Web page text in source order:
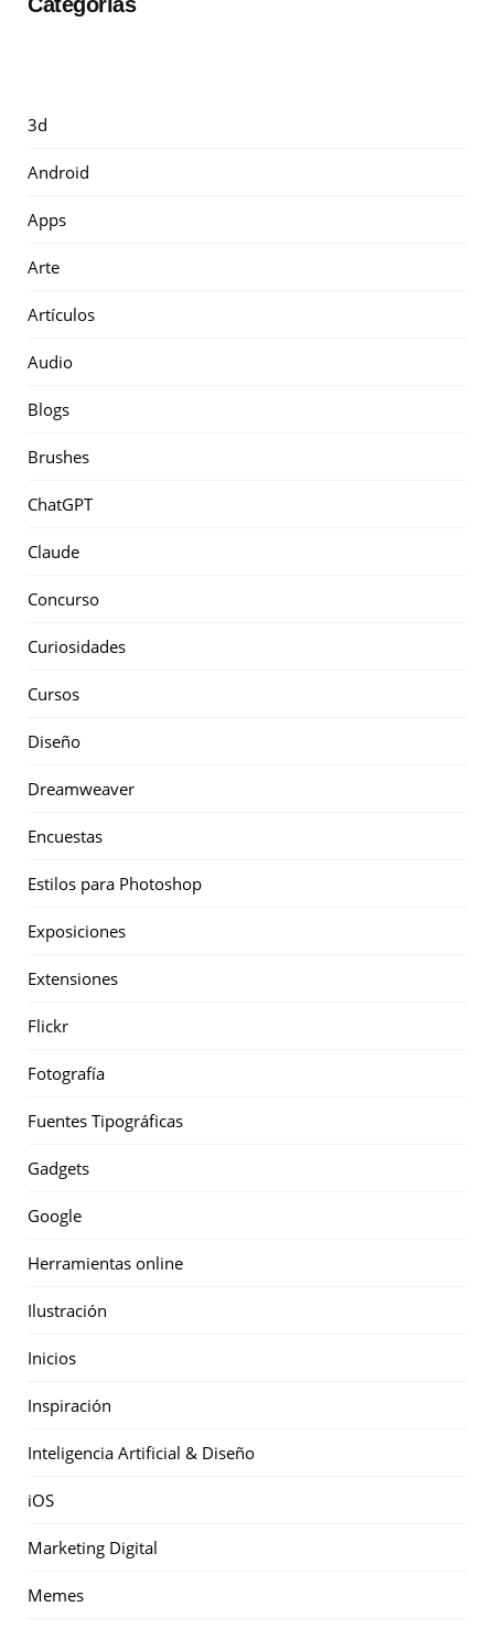
Categorías
3d
Android
Apps
Arte
Artículos
Audio
Blogs
Brushes
ChatGPT
Claude
Concurso
Curiosidades
Cursos
Diseño
Dreamweaver
Encuestas
Estilos para Photoshop
Exposiciones
Extensiones
Flickr
Fotografía
Fuentes Tipográficas
Gadgets
Google
Herramientas online
Ilustración
Inicios
Inspiración
Inteligencia Artificial & Diseño
iOS
Marketing Digital
Memes